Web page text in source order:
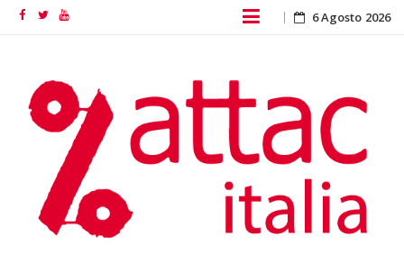
FacebookTwitterYouTube Skip
content
6 Agosto 2026